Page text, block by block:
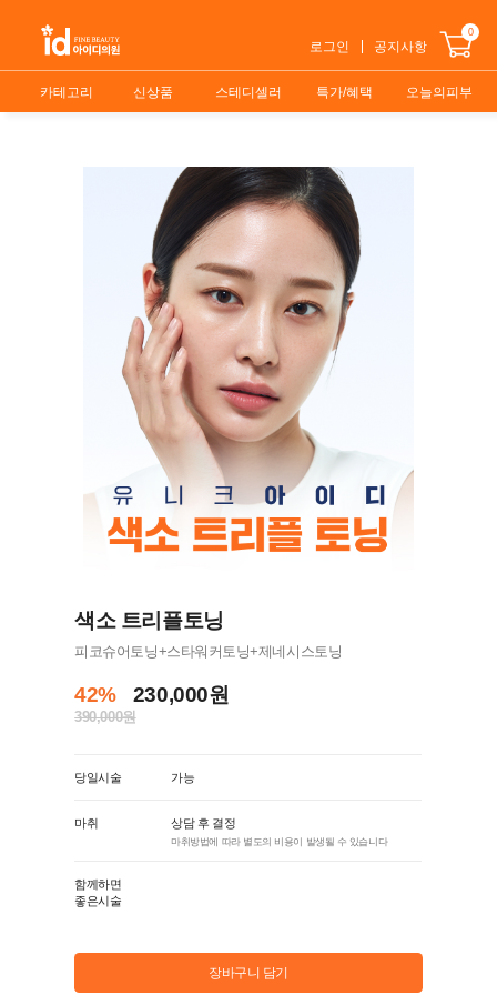
로그인 공지사항
카테고리 신상품 스테디셀러 특가/혜택 오늘의피부
0
색소 트리플토닝
피코슈어토닝+스타워커토닝+제네시스토닝
42% 230,000원
390,000원
당일시술 가능
마취 상담 후 결정
마취방법에 따라 별도의 비용이 발생될 수 있습니다
함께하면
좋은시술
장바구니 담기